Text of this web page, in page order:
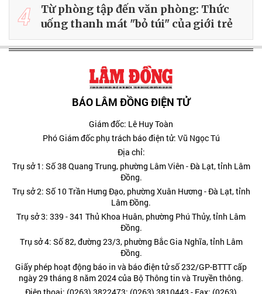
4
Từ phòng tập đến văn phòng: Thức
uống thanh mát "bỏ túi" của giới trẻ
BÁO LÂM ĐỒNG ĐIỆN TỬ
Giám đốc: Lê Huy Toàn
Phó Giám đốc phụ trách báo điện tử: Vũ Ngọc Tú
Địa chỉ:
Trụ sở 1: Số 38 Quang Trung, phường Lâm Viên - Đà Lạt, tỉnh Lâm
Đồng.
Trụ sở 2: Số 10 Trần Hưng Đạo, phường Xuân Hương - Đà Lạt, tỉnh
Lâm Đồng.
Trụ sở 3: 339 - 341 Thủ Khoa Huân, phường Phú Thủy, tỉnh Lâm
Đồng.
Trụ sở 4: Số 82, đường 23/3, phường Bắc Gia Nghĩa, tỉnh Lâm
Đồng.
Giấy phép hoạt động báo in và báo điện tử số 232/GP-BTTT cấp
ngày 29 tháng 8 năm 2024 của Bộ Thông tin và Truyền thông.